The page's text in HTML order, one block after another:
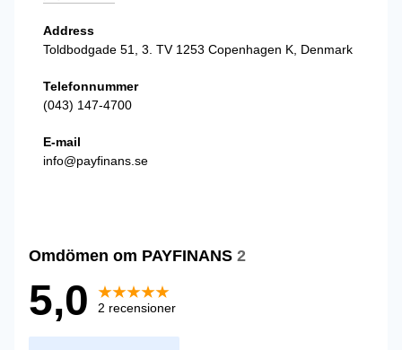
Address
Toldbodgade 51, 3. TV 1253 Copenhagen K, Denmark
Telefonnummer
(043) 147-4700
E-mail
info@payfinans.se
Omdömen om PAYFINANS 2
5,0 2 recensioner